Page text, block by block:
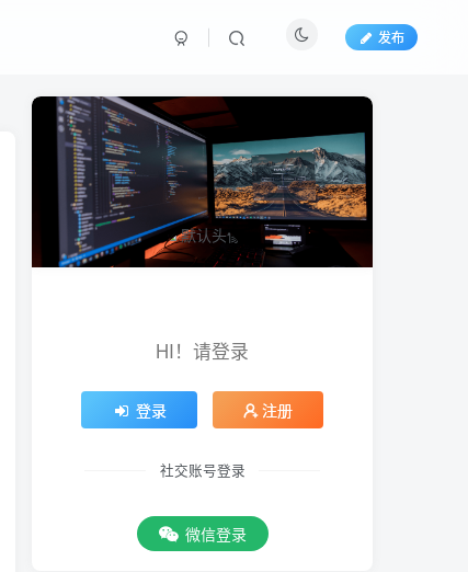
发布
HI！请登录
登录 注册
社交账号登录
微信登录